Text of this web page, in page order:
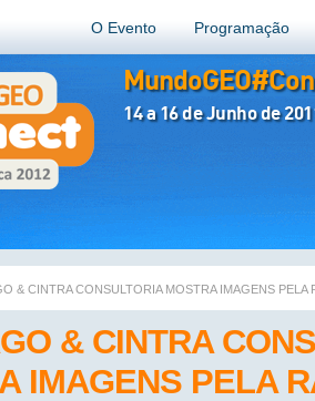
O Evento Programação
14 a 16 de Junho de
& CINTRA
IMAGENS PELA
& CINTRA CONSULTORIA MOSTRA IMAGENS PELA